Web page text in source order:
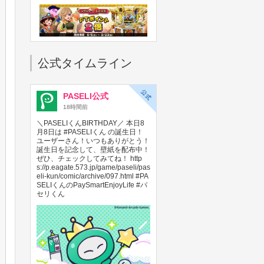
倍キャンペーン開始！
【メダル大感謝祭 サマードリー
ム】「パワフルプロ野球 開幕メダ
ルシリーズ！ 二刀流！」で獲得で
2026年08月05日
公式タイムライン
PASELI公式
18時間前
＼PASELIくんBIRTHDAY／ 本日8
月8日は #PASELIくん の誕生日！
ユーザーさん！いつもありがとう！
誕生日を記念して、壁紙を配布中！
ぜひ、チェックしてみてね！ http
s://p.eagate.573.jp/game/paseli/pas
eli-kun/comic/archive/097.html #PA
SELIくんのPaySmartEnjoyLife #パ
セリくん